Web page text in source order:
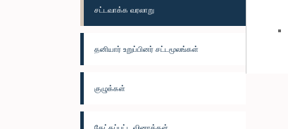
சட்டவாக்க வரலாறு
தனியார் உறுப்பினர் சட்டமூலங்கள்
குழுக்கள்